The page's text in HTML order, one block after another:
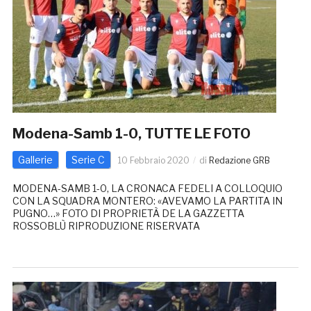
Modena-Samb 1-0, TUTTE LE FOTO
Gallerie Serie C 10 Febbraio 2020 di Redazione GRB
MODENA-SAMB 1-0, LA CRONACA FEDELI A COLLOQUIO
CON LA SQUADRA MONTERO: «AVEVAMO LA PARTITA IN
PUGNO…» FOTO DI PROPRIETÀ DE LA GAZZETTA
ROSSOBLÙ RIPRODUZIONE RISERVATA